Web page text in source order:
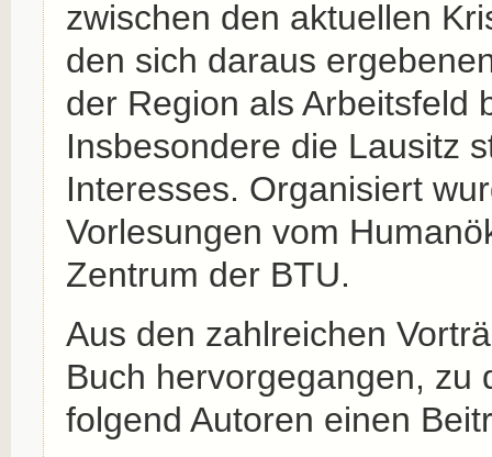
zwischen den aktuellen
den sich daraus
der Region als Arbeitsfeld
Insbesondere die Lausitz
Interesses. Organisiert
Vorlesungen vom
Zentrum der BTU.
Aus den zahlreichen
Buch hervorgegangen, zu
folgend Autoren einen